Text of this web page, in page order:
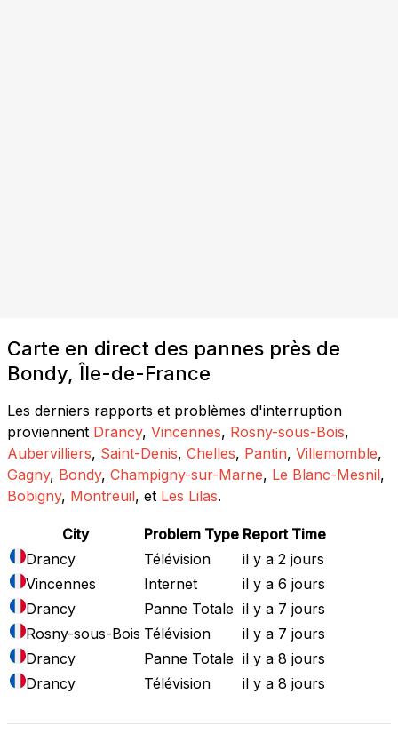
Carte en direct des pannes près de
Bondy, Île-de-France
Les derniers rapports et problèmes d'interruption
proviennent Drancy, Vincennes, Rosny-sous-Bois,
Aubervilliers, Saint-Denis, Chelles, Pantin, Villemomble,
Gagny, Bondy, Champigny-sur-Marne, Le Blanc-Mesnil,
Bobigny, Montreuil, et Les Lilas.
City Problem Type Report Time
Drancy
Télévision
il y a 2 jours
Vincennes
Internet
il y a 6 jours
Drancy
Panne Totale il y a 7 jours
Rosny-sous-Bois Télévision
il y a 7 jours
Drancy
Panne Totale il y a 8 jours
Drancy
Télévision il y a 8 jours